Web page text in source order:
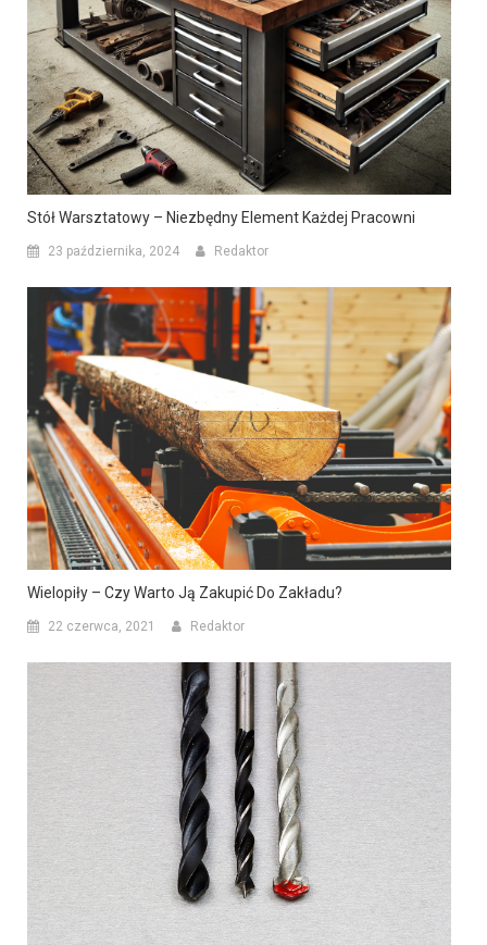
Stół Warsztatowy – Niezbędny Element Każdej Pracowni
23 października, 2024 Redaktor
Wielopiły – Czy Warto Ją Zakupić Do Zakładu?
22 czerwca, 2021 Redaktor